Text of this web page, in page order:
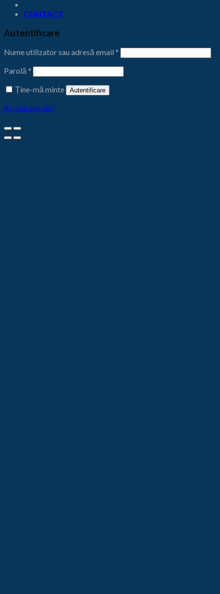
CONTACT
Autentificare
Nume utilizator sau adresă email *
Parolă *
Ține-mă minte
Autentificare
Ai uitat parola?